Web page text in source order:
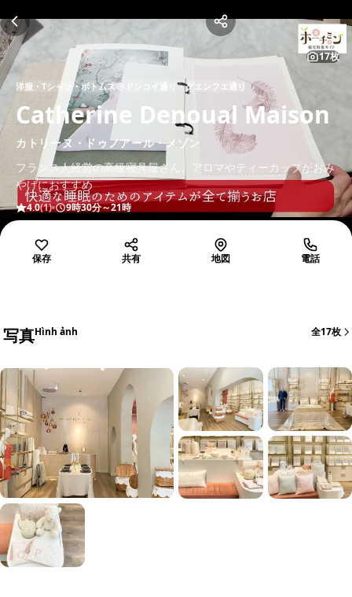
17枚
洋服・Tシャツ・ボトムス ドンコイ通り・グエンフエ通り
Catherine Denoual Maison
カトリーヌ・ドゥノアール・メゾン
フランス人経営の高級寝具屋さん。アロマやティーカップがおみ
やげにおすすめ
4.0(1) 9時30分～21時
保存 共有 地図 電話
写真Hình ảnh 全17枚